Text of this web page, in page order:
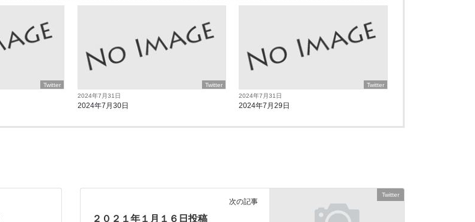
Twitter
Twitter
2024年7月31日
2024年7月30日
Twitter
2024年7月31日
2024年7月29日
Twitter
次の記事
２０２１年１月１６日投稿